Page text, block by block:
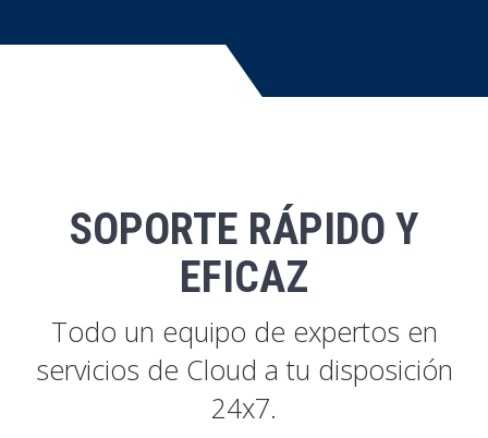
SOPORTE RÁPIDO Y
EFICAZ
Todo un equipo de expertos en
servicios de Cloud a tu disposición
24x7.